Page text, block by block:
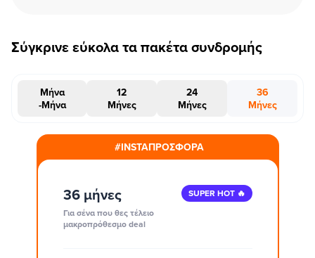
Σύγκρινε εύκολα τα πακέτα συνδρομής
Μήνα
-Μήνα
12
Μήνες
24
Μήνες
36
Μήνες
#INSTAΠΡΟΣΦΟΡΑ
36 μήνες
Για σένα που θες τέλειο
μακροπρόθεσμο deal
SUPER HOT 🔥